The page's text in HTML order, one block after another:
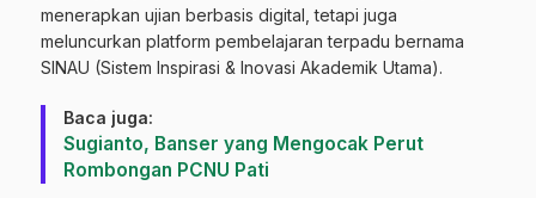
menerapkan ujian berbasis digital, tetapi juga
meluncurkan platform pembelajaran terpadu bernama
SINAU (Sistem Inspirasi & Inovasi Akademik Utama).
Baca juga:
Sugianto, Banser yang Mengocak Perut
Rombongan PCNU Pati